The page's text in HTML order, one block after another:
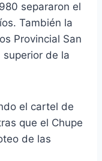
separaron el
También la
Provincial San
superior de la
el cartel de
que el Chupe
de las